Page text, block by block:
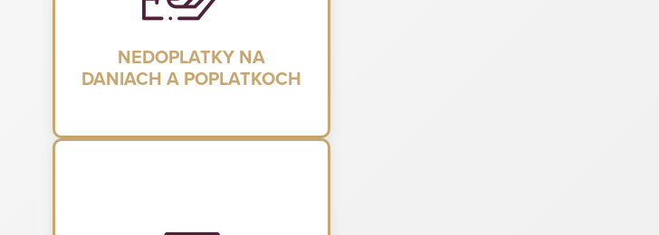
NEDOPLATKY NA
DANIACH A POPLATKOCH